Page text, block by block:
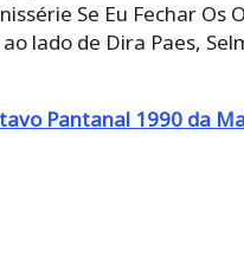
Se Eu Fechar Os
lado de Dira Paes,
Pantanal 1990 da